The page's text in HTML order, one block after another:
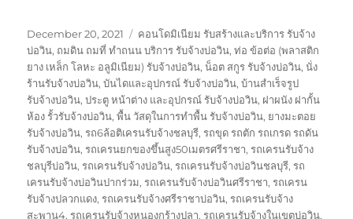
Posted
on
December 20, 2021 Tags
คอนโดมิเนียม รับสร้างและบริการ รับจ้าง
บ่อวิน, ถมดิน ถมที่ ทำถนน บริการ รับจ้างบ่อวิน,ท่อ ข้อต่อ (พลาสติก
ยาง เหล็ก โลหะ อลูมิเนียม) รับจ้างบ่อวิน,น็อต สกูร รับจ้างบ่อวิน,นั่ง
ร้านรับจ้างบ่อวิน,บันไดและอุปกรณ์ รับจ้างบ่อวิน,บ้านสำเร็จรูป
รับจ้างบ่อวิน,ประตู หน้าต่าง และอุปกรณ์ รับจ้างบ่อวิน, ฝาผนัง ฝากั้น
ห้อง รั้วรับจ้างบ่อวิน,พื้น วัสดุในการทำพื้น รับจ้างบ่อวิน, ยางมะตอย
รับจ้างบ่อวิน,รถ6ล้อติเครนรับจ้างชลบุรี,รถขุด รถตัก รถเกรด รถดัน
รับจ้างบ่อวิน,รถเครนยกของขึ้นสูง50เมตรศรีราชา,รถเครนรับจ้าง
ชลบุรีบ่อวิน,รถเครนรับจ้างบ่อวิน,รถเครนรับจ้างบ่อวินชลบุรี,รถ
เครนรับจ้างบ่อวินปากร่วม,รถเครนรับจ้างบ่อวินศรีราชา,รถเครน
รับจ้างปลวกแดง,รถเครนรับจ้างศรีราชาบ่อวิน,รถเครนรับจ้าง
สะพาน4,รถเครนรับจ้างหนองกร้างปลา,รถเครนรับจ้างในเขตบ่อวิน,